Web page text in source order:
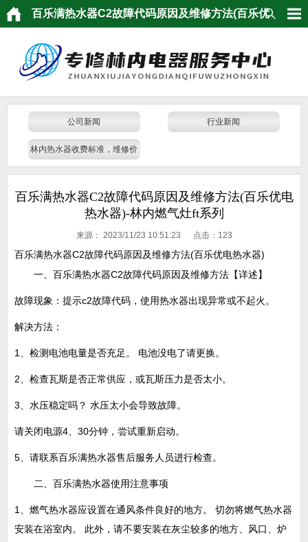
百乐满热水器C2故障代码原因及维修方法(百乐优
公司新闻 行业新闻
林内热水器收费标准，维修价
百乐满热水器C2故障代码原因及维修方法(百乐优电
热水器)-林内燃气灶ft系列
来源： 2023/11/23 10:51:23 点击： 123
百乐满热水器C2故障代码原因及维修方法(百乐优电热水器)
一、百乐满热水器C2故障代码原因及维修方法【详述】
故障现象：提示c2故障代码，使用热水器出现异常或不起火。
解决方法：
1、检测电池电量是否充足。 电池没电了请更换。
2、检查瓦斯是否正常供应，或瓦斯压力是否太小。
3、水压稳定吗？ 水压太小会导致故障。
请关闭电源4、30分钟，尝试重新启动。
5、请联系百乐满热水器售后服务人员进行检查。
二、百乐满热水器使用注意事项
1、燃气热水器应设置在通风条件良好的地方。 切勿将燃气热水器
安装在浴室内。 此外，请不要安装在灰尘较多的地方、风口、炉